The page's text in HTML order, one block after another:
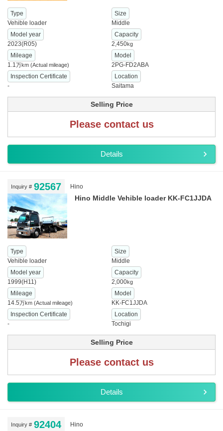
Type
Vehible loader
Size
Middle
Model year
2023(R05)
Capacity
2,450kg
Mileage
1.1万km (Actual mileage)
Model
2PG-FD2ABA
Inspection Certificate
-
Location
Saitama
Selling Price
Please contact us
Details
Inquiry # 92567 Hino
Hino Middle Vehible loader KK-FC1JJDA
Type
Vehible loader
Size
Middle
Model year
1999(H11)
Capacity
2,000kg
Mileage
14.5万km (Actual mileage)
Model
KK-FC1JJDA
Inspection Certificate
-
Location
Tochigi
Selling Price
Please contact us
Details
Inquiry # 92404 Hino